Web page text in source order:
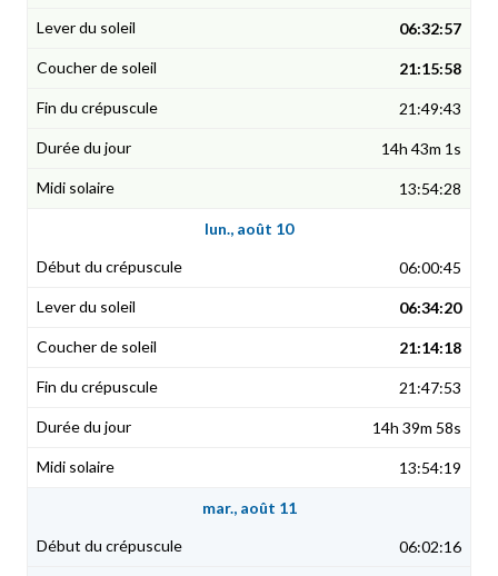
06:32:57
21:15:58
21:49:43
14h 43m 1s
13:54:28
lun., août 10
06:00:45
06:34:20
21:14:18
21:47:53
14h 39m 58s
13:54:19
mar., août 11
06:02:16